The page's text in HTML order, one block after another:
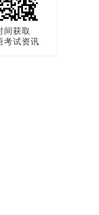
间获取
考试资讯